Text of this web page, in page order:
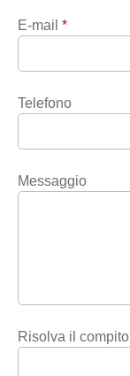
E-mail *
Telefono
Messaggio
Risolva il compito